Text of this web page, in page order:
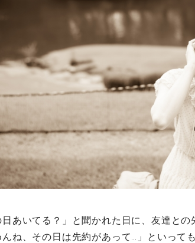
あいてる？」と聞かれた日に、友達との
ね、その日は先約があって…」といっても